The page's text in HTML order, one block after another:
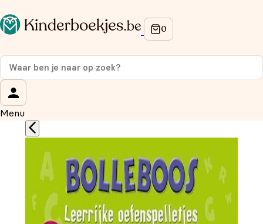
Menu
Op de hoogte blijven van onze acties?
Meld je aan voor onze nieuwsbrief en ontvang
korting
Wat is je voornaam?
Wat is je e-mailadres?*
Aanmelden
We gebruiken je gegevens om contact op te nemen, in
overeenstemming met onsprivacybeleid.